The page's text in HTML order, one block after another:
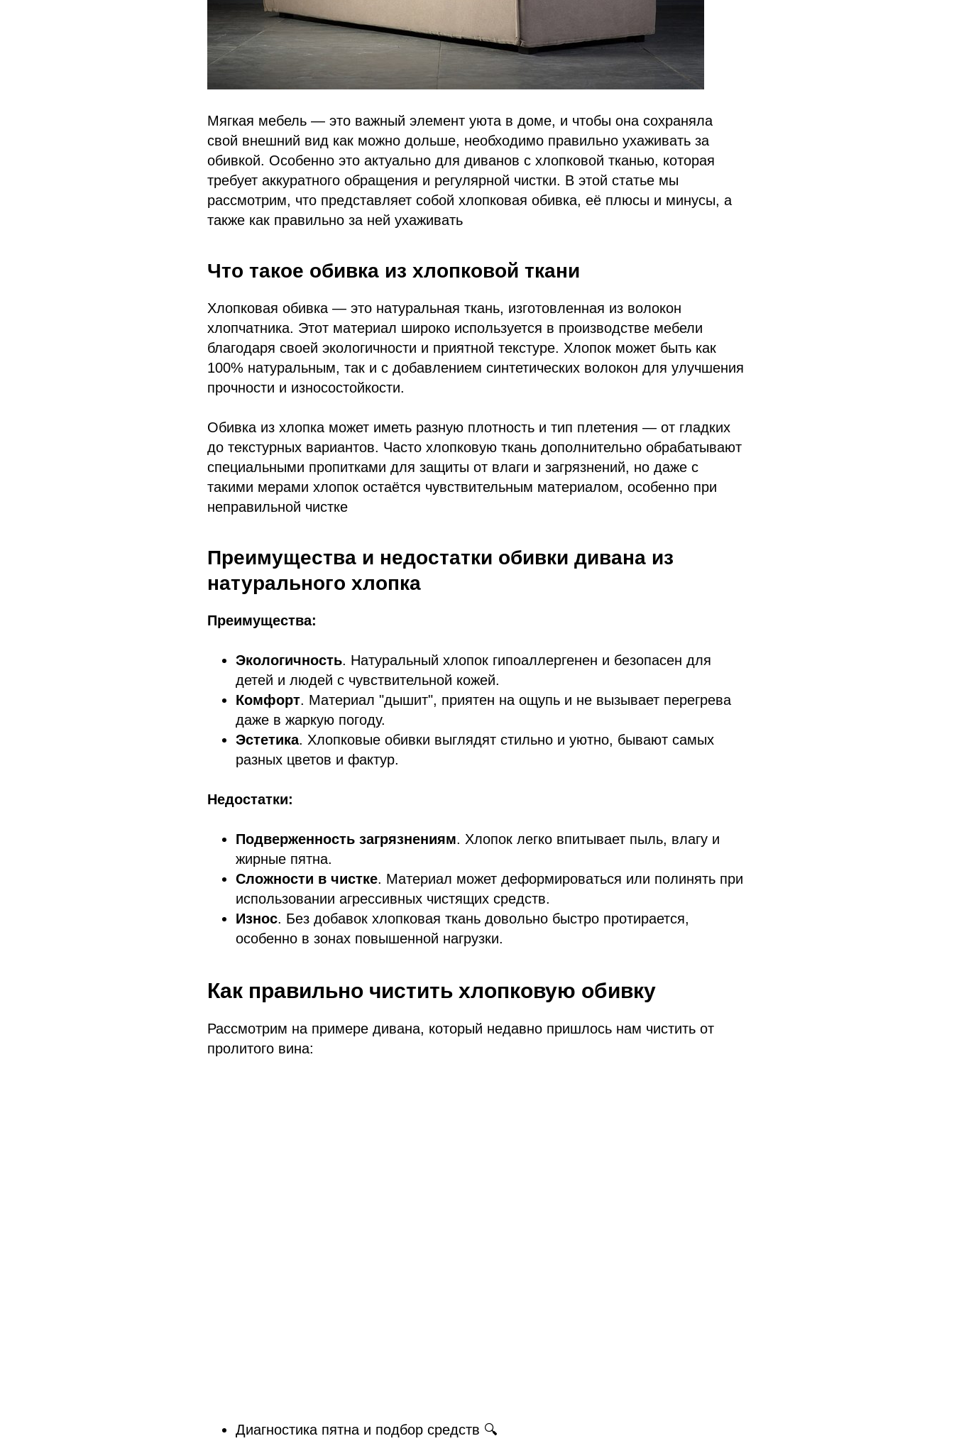
Мягкая мебель — это важный элемент уюта в доме, и чтобы она сохраняла
свой внешний вид как можно дольше, необходимо правильно ухаживать за
обивкой. Особенно это актуально для диванов с хлопковой тканью, которая
требует аккуратного обращения и регулярной чистки. В этой статье мы
рассмотрим, что представляет собой хлопковая обивка, её плюсы и минусы, а
также как правильно за ней ухаживать
Что такое обивка из хлопковой ткани
Хлопковая обивка — это натуральная ткань, изготовленная из волокон
хлопчатника. Этот материал широко используется в производстве мебели
благодаря своей экологичности и приятной текстуре. Хлопок может быть как
100% натуральным, так и с добавлением синтетических волокон для улучшения
прочности и износостойкости.
Обивка из хлопка может иметь разную плотность и тип плетения — от гладких
до текстурных вариантов. Часто хлопковую ткань дополнительно обрабатывают
специальными пропитками для защиты от влаги и загрязнений, но даже с
такими мерами хлопок остаётся чувствительным материалом, особенно при
неправильной чистке
Преимущества и недостатки обивки дивана из
натурального хлопка
Преимущества:
Экологичность. Натуральный хлопок гипоаллергенен и безопасен для
детей и людей с чувствительной кожей.
Комфорт. Материал "дышит", приятен на ощупь и не вызывает перегрева
даже в жаркую погоду.
Эстетика. Хлопковые обивки выглядят стильно и уютно, бывают самых
разных цветов и фактур.
Недостатки:
Подверженность загрязнениям. Хлопок легко впитывает пыль, влагу и
жирные пятна.
Сложности в чистке. Материал может деформироваться или полинять при
использовании агрессивных чистящих средств.
Износ. Без добавок хлопковая ткань довольно быстро протирается,
особенно в зонах повышенной нагрузки.
Как правильно чистить хлопковую обивку
Рассмотрим на примере дивана, который недавно пришлось нам чистить от
пролитого вина:
Диагностика пятна и подбор средств 🔍